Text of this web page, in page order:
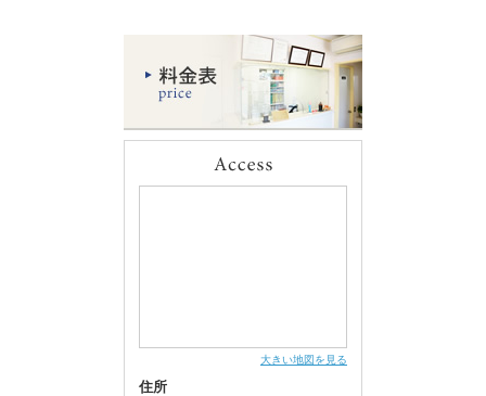
大きい地図を見る
住所